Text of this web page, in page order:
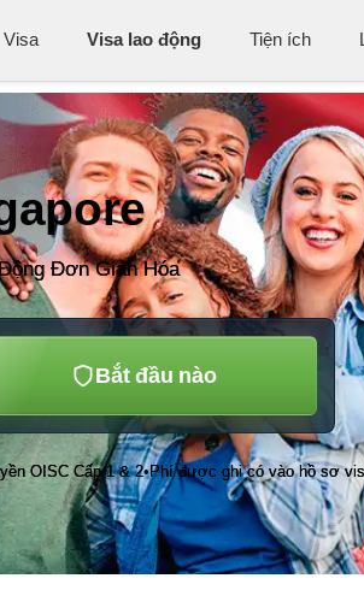
Visa Visa lao động Tiện ích
Đơn Giản Hóa
Bắt đầu nào
OISC Cấp 1 & 2•Phí được ghi có vào hồ sơ